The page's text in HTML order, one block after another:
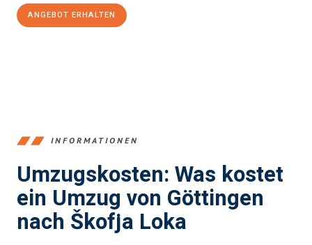
ANGEBOT ERHALTEN
INFORMATIONEN
Umzugskosten: Was kostet
ein Umzug von Göttingen
nach Škofja Loka